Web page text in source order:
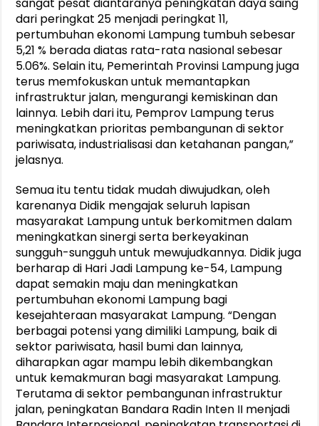
sangat pesat diantaranya peningkatan daya saing
dari peringkat 25 menjadi peringkat 11,
pertumbuhan ekonomi Lampung tumbuh sebesar
5,21 % berada diatas rata-rata nasional sebesar
5.06%. Selain itu, Pemerintah Provinsi Lampung juga
terus memfokuskan untuk memantapkan
infrastruktur jalan, mengurangi kemiskinan dan
lainnya. Lebih dari itu, Pemprov Lampung terus
meningkatkan prioritas pembangunan di sektor
pariwisata, industrialisasi dan ketahanan pangan,”
jelasnya.
Semua itu tentu tidak mudah diwujudkan, oleh
karenanya Didik mengajak seluruh lapisan
masyarakat Lampung untuk berkomitmen dalam
meningkatkan sinergi serta berkeyakinan
sungguh-sungguh untuk mewujudkannya. Didik juga
berharap di Hari Jadi Lampung ke-54, Lampung
dapat semakin maju dan meningkatkan
pertumbuhan ekonomi Lampung bagi
kesejahteraan masyarakat Lampung. “Dengan
berbagai potensi yang dimiliki Lampung, baik di
sektor pariwisata, hasil bumi dan lainnya,
diharapkan agar mampu lebih dikembangkan
untuk kemakmuran bagi masyarakat Lampung.
Terutama di sektor pembangunan infrastruktur
jalan, peningkatan Bandara Radin Inten II menjadi